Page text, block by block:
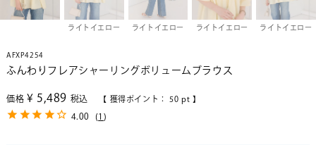
ライトイエロー ライトイエロー ライトイエロー ライトイエロー
AFXP4254
ふんわりフレアシャーリングボリュームブラウス
価格 ¥ 5,489 税込 【 獲得ポイント： 50 pt 】
4.00 (1 )